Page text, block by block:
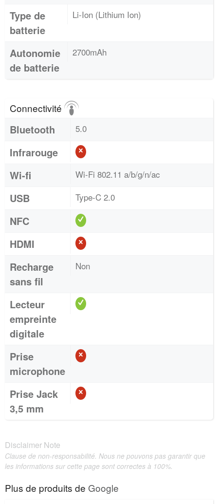
Type de
batterie
Li-Ion (Lithium Ion)
Autonomie
de batterie
2700mAh
Connectivité
Bluetooth 5.0
Infrarouge
Wi-fi
Wi-Fi 802.11 a/b/g/n/ac
USB Type-C 2.0
NFC
HDMI
Recharge
sans fil
Non
Lecteur
empreinte
digitale
Prise
microphone
Prise Jack
3,5 mm
Disclaimer Note
Clause de non-responsabilité. Nous ne pouvons pas garantir que
les informations sur cette page sont correctes à 100%.
Plus de produits de Google